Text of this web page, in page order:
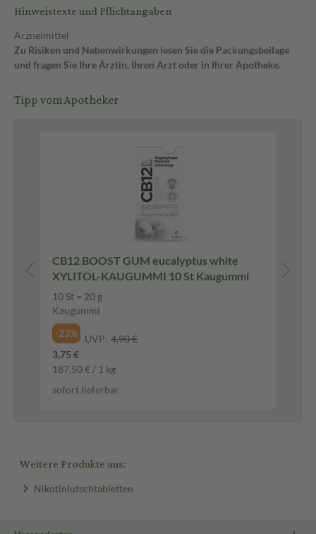
Hinweistexte und Pflichtangaben
Arzneimittel
Zu Risiken und Nebenwirkungen lesen Sie die Packungsbeilage
und fragen Sie Ihre Ärztin, Ihren Arzt oder in Ihrer Apotheke.
Tipp vom Apotheker
CB12 BOOST GUM eucalyptus white
XYLITOL-KAUGUMMI 10 St Kaugummi
10 St = 20 g
Kaugummi
-23%
UVP: 4,90 €
3,75 €
187,50 € / 1 kg
sofort lieferbar
Weitere Produkte aus:
Nikotinlutschtabletten